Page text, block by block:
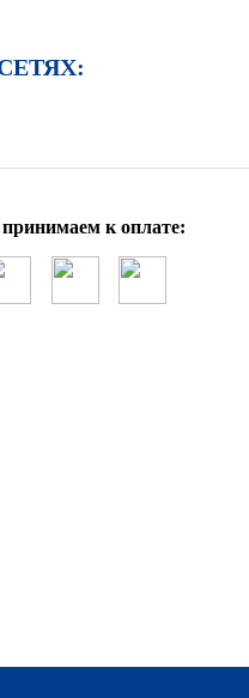
к оплате: